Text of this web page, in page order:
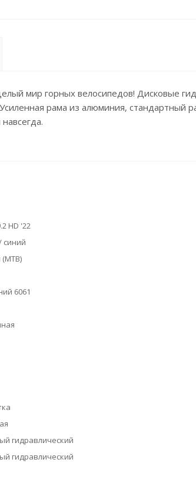
мир горных велосипедов! Дисковые
рама из алюминия, стандартный
НD '22
синий
6061
гидравлический
гидравлический